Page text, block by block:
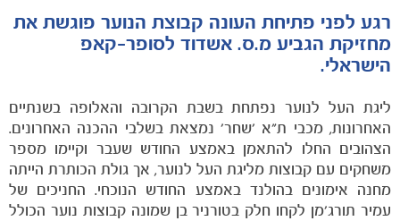
רגע לפני פתיחת העונה קבוצת הנוער פוגשת את
מחזיקת הגביע מ.ס. אשדוד לסופר-קאפ
הישראלי.
ליגת העל לנוער נפתחת בשבת הקרובה והאלופה בשנתיים
האחרונות, מכבי ת"א 'שחר' נמצאת בשלבי ההכנה האחרונים.
הצהובים החלו להתאמן באמצע החודש שעבר וקיימו מספר
משחקים עם קבוצות מליגת העל לנוער, אך גולת הכותרת הייתה
מחנה אימונים בהולנד באמצע החודש הנוכחי. החניכים של
עמיר תורג'מן לקחו חלק בטורניר בן שמונה קבוצות נוער הכולל